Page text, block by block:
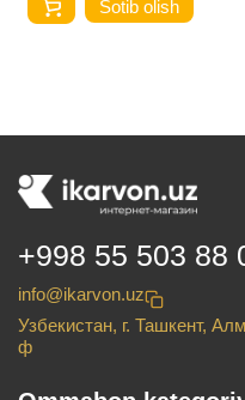
Sotib olish
+998 55 503 88
info@ikarvon.uz
Узбекистан, г. Ташкент,
ф